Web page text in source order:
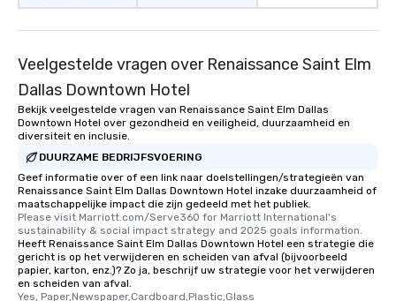
Veelgestelde vragen over Renaissance Saint Elm
Dallas Downtown Hotel
Bekijk veelgestelde vragen van Renaissance Saint Elm Dallas
Downtown Hotel over gezondheid en veiligheid, duurzaamheid en
diversiteit en inclusie.
DUURZAME BEDRIJFSVOERING
Geef informatie over of een link naar doelstellingen/strategieën van
Renaissance Saint Elm Dallas Downtown Hotel inzake duurzaamheid of
maatschappelijke impact die zijn gedeeld met het publiek.
Please visit Marriott.com/Serve360 for Marriott International's
sustainability & social impact strategy and 2025 goals information.
Heeft Renaissance Saint Elm Dallas Downtown Hotel een strategie die
gericht is op het verwijderen en scheiden van afval (bijvoorbeeld
papier, karton, enz.)? Zo ja, beschrijf uw strategie voor het verwijderen
en scheiden van afval.
Yes, Paper,Newspaper,Cardboard,Plastic,Glass